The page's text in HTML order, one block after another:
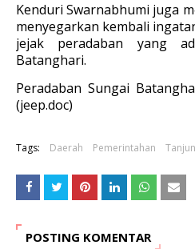
Kenduri Swarnabhumi juga
menyegarkan kembali
jejak peradaban yang
Batanghari.
Peradaban Sungai
(jeep.doc)
Tags: Daerah Pemerintahan
POSTING KOMENTAR